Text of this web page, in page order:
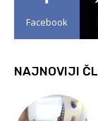
Facebook
NAJNOVIJI